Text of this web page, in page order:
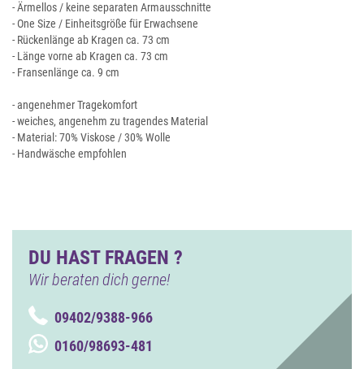
- Ärmellos / keine separaten Armausschnitte
- One Size / Einheitsgröße für Erwachsene
- Rückenlänge ab Kragen ca. 73 cm
- Länge vorne ab Kragen ca. 73 cm
- Fransenlänge ca. 9 cm
- angenehmer Tragekomfort
- weiches, angenehm zu tragendes Material
- Material: 70% Viskose / 30% Wolle
- Handwäsche empfohlen
DU HAST FRAGEN ?
Wir beraten dich gerne!
09402/9388-966
0160/98693-481